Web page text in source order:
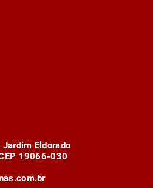
Eldorado
19066-030